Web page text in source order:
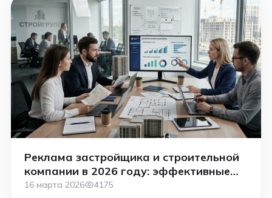
Реклама застройщика и строительной
компании в 2026 году: эффективные
каналы и поиск клиентов
16 марта 2026 4175